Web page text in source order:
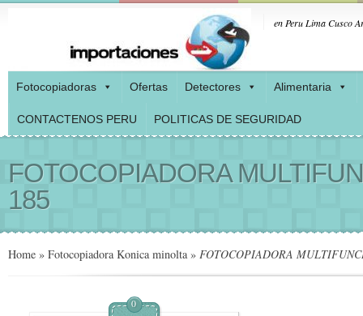
en Peru Lima Cusco
Fotocopiadoras Ofertas Detectores Alimentaria
CONTACTENOS PERU POLITICAS DE SEGURIDAD
FOTOCOPIADORA
185
Home » Fotocopiadora Konica minolta » FOTOCOPIADORA
0